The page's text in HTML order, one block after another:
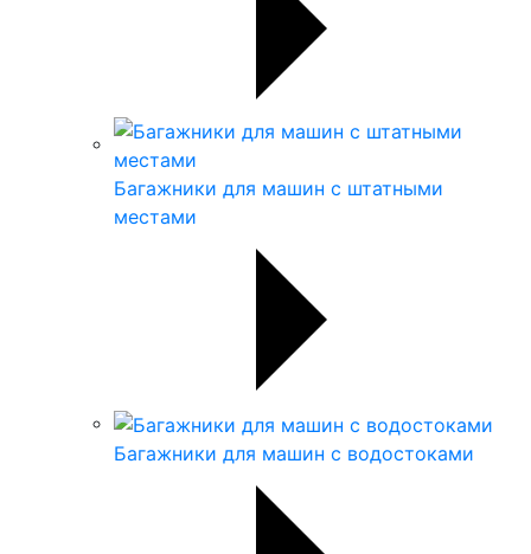
Багажники для машин с штатными
местами
Багажники для машин с водостоками